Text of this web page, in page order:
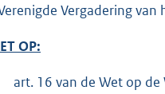
Vergadering van
OP:
art. 16 van de Wet op